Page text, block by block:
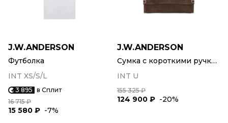
J.W.ANDERSON
Футболка
INT XS/S/L
3 895 в Сплит
16 715 ₽
15 580 ₽ -7%
J.W.ANDERSON
Сумка с короткими ручками
INT U
155 325 ₽
124 900 ₽ -20%